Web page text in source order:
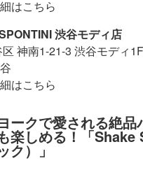
はこちら
渋谷モディ店
神南1-21-3 渋谷モディ
はこちら
ークで愛される絶品
楽しめる！「Shake
ク）」